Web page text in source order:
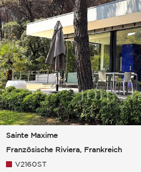
Sainte Maxime
Französische Riviera, Frankreich
V2160ST